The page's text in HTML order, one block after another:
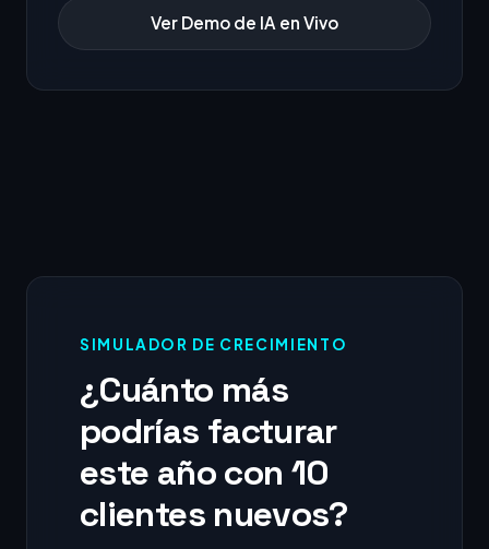
Ver Demo de IA en Vivo
SIMULADOR DE CRECIMIENTO
¿Cuánto más
podrías facturar
este año con 10
clientes nuevos?